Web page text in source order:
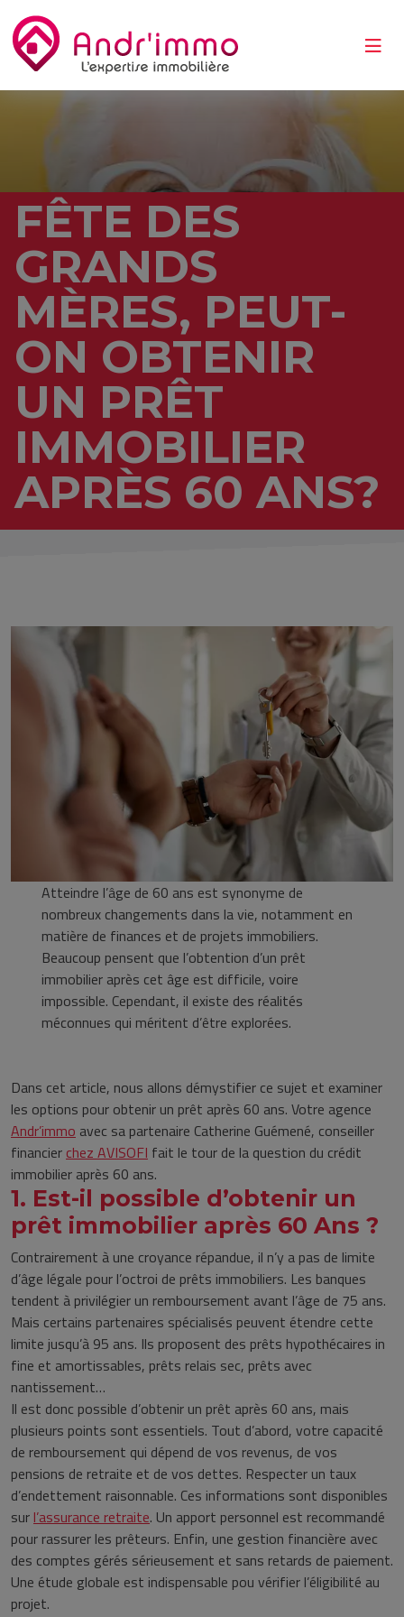
FÊTE DES
GRANDS
MÈRES, PEUT-
ON OBTENIR
UN PRÊT
IMMOBILIER
APRÈS 60 ANS?
Atteindre l’âge de 60 ans est synonyme de
nombreux changements dans la vie, notamment en
matière de finances et de projets immobiliers.
Beaucoup pensent que l’obtention d’un prêt
immobilier après cet âge est difficile, voire
impossible. Cependant, il existe des réalités
méconnues qui méritent d’être explorées.
Dans cet article, nous allons démystifier ce sujet et examiner
les options pour obtenir un prêt après 60 ans. Votre agence
Andr’immo avec sa partenaire Catherine Guémené, conseiller
financier chez AVISOFI fait le tour de la question du crédit
immobilier après 60 ans.
1. Est-il possible d’obtenir un
prêt immobilier après 60 Ans ?
Contrairement à une croyance répandue, il n’y a pas de limite
d’âge légale pour l’octroi de prêts immobiliers. Les banques
tendent à privilégier un remboursement avant l’âge de 75 ans.
Mais certains partenaires spécialisés peuvent étendre cette
limite jusqu’à 95 ans. Ils proposent des prêts hypothécaires in
fine et amortissables, prêts relais sec, prêts avec
nantissement…
Il est donc possible d’obtenir un prêt après 60 ans, mais
plusieurs points sont essentiels. Tout d’abord, votre capacité
de remboursement qui dépend de vos revenus, de vos
pensions de retraite et de vos dettes. Respecter un taux
d’endettement raisonnable. Ces informations sont disponibles
sur l’assurance retraite. Un apport personnel est recommandé
pour rassurer les prêteurs. Enfin, une gestion financière avec
des comptes gérés sérieusement et sans retards de paiement.
Une étude globale est indispensable pou vérifier l’éligibilité au
projet.